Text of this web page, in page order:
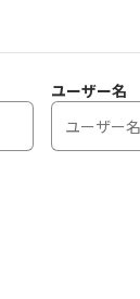
ユーザー名